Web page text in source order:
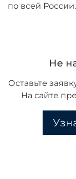
по всей России.
Не
Оставьте
На сайте